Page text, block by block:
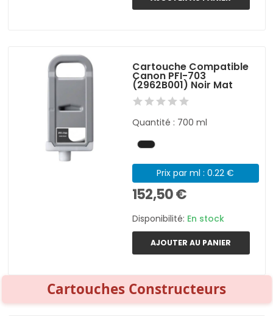
Cartouche Compatible
Canon PFI-703
(2962B001) Noir Mat
Quantité : 700 ml
Prix par ml : 0.22 €
152,50 €
Disponibilité: En stock
AJOUTER AU PANIER
Cartouches Constructeurs